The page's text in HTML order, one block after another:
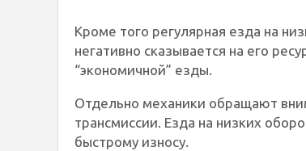
Кроме того регулярная езда на
негативно сказывается на его
“экономичной” езды.
Отдельно механики обращают
трансмиссии. Езда на низких
быстрому износу.